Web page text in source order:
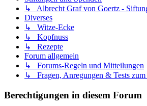
↳ Albrecht Graf von Goertz -
Diverses
↳ Witze-Ecke
↳ Kopfnuss
↳ Rezepte
Forum allgemein
↳ Forums-Regeln und Mitteilungen
↳ Fragen, Anregungen & Tests zum
Berechtigungen in diesem Forum